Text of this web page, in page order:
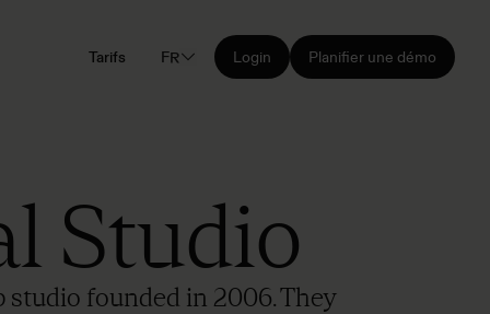
Tarifs FR Login Planifier une démo
Studio
studio founded in 2006. They